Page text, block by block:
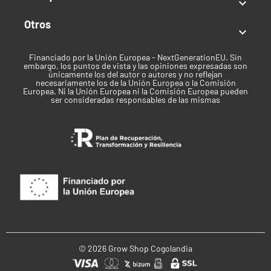
2 ml de capacidad
Rango deresistencia: 0.1-2 ohm
Batería interna de 3000 mAh
Carga rápida
Productos Similares Al Depósito
Repuesto
Marcas para que puedas escoger el vaporizador que

Otros

Financiado por la Unión Europea - NextGenerationEU. Sin
embargo, los puntos de vista y las opiniones expresadas son
únicamente los del autor o autores y no reflejan
necesariamente los de la Unión Europea o la Comisión
Europea. Ni la Unión Europea ni la Comisión Europea pueden
ser consideradas responsables de las mismas
© 2026 Grow Shop Cogolandia